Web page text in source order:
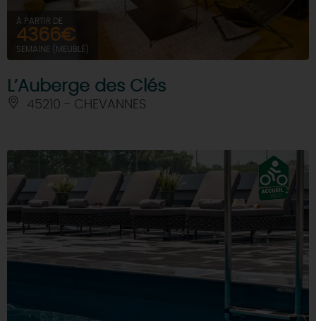
À PARTIR DE
4366€
SEMAINE (MEUBLÉ)
L’Auberge des Clés
45210 - CHEVANNES